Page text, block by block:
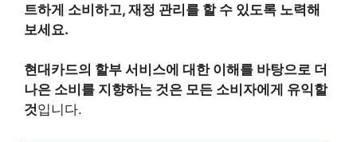
트하게 소비하고, 재정 관리를 할 수 있도록 노력해
보세요.
현대카드의 할부 서비스에 대한 이해를 바탕으로 더
나은 소비를 지향하는 것은 모든 소비자에게 유익할
것입니다.